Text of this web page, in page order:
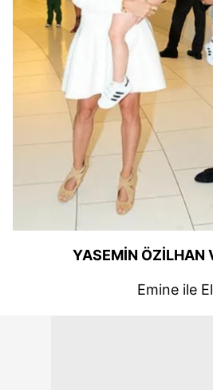
YASEMİN ÖZİLHAN
Emine ile